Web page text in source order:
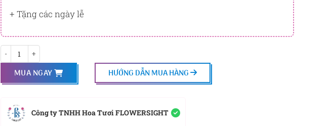
+ Tặng các ngày lễ
Ái tình số lượng
MUA NGAY HƯỚNG DẪN MUA HÀNG
Công ty TNHH Hoa Tươi FLOWERSIGHT